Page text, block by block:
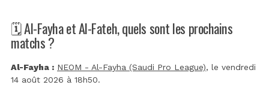
🗓️ Al-Fayha et Al-Fateh, quels sont les prochains
matchs ?
Al-Fayha : NEOM - Al-Fayha (Saudi Pro League), le vendredi
14 août 2026 à 18h50.